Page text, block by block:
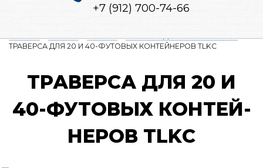
+7 (912) 700-74-66
ТРАВЕРСА ДЛЯ 20 И 40-ФУТОВЫХ КОНТЕЙНЕРОВ TLKС
ТРА­ВЕР­СА ДЛЯ 20 И
40-ФУ­ТО­ВЫХ КОН­ТЕЙ­
НЕ­РОВ TLKС